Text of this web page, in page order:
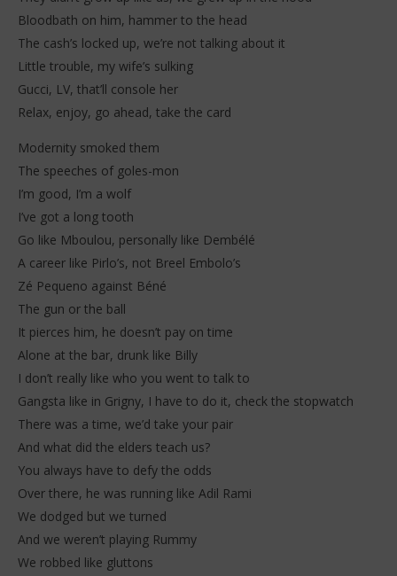
Bloodbath on him, hammer to the head
The cash’s locked up, we’re not talking about it
Little trouble, my wife’s sulking
Gucci, LV, that’ll console her
Relax, enjoy, go ahead, take the card
Modernity smoked them
The speeches of goles-mon
I’m good, I’m a wolf
I’ve got a long tooth
Go like Mboulou, personally like Dembélé
A career like Pirlo’s, not Breel Embolo’s
Zé Pequeno against Béné
The gun or the ball
It pierces him, he doesn’t pay on time
Alone at the bar, drunk like Billy
I don’t really like who you went to talk to
Gangsta like in Grigny, I have to do it, check the stopwatch
There was a time, we’d take your pair
And what did the elders teach us?
You always have to defy the odds
Over there, he was running like Adil Rami
We dodged but we turned
And we weren’t playing Rummy
We robbed like gluttons